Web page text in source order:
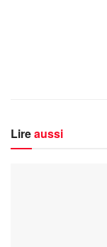
Lireaussi